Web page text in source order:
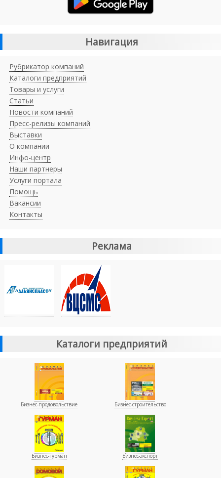
Навигация
Рубрикатор компаний
Каталоги предприятий
Товары и услуги
Статьи
Новости компаний
Пресс-релизы компаний
Выставки
О компании
Инфо-центр
Наши партнеры
Услуги портала
Помощь
Вакансии
Контакты
Реклама
Каталоги предприятий
Бизнес-продовольствие Бизнес-строительство
Бизнес-гурман Бизнес-экспорт